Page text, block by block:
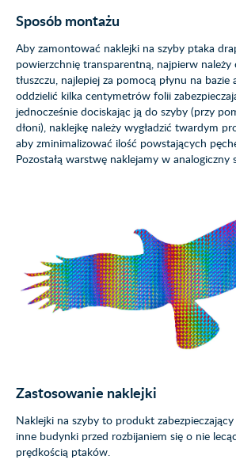
Sposób montażu
Aby zamontować naklejki na szyby ptaka
powierzchnię transparentną, najpierw należy
tłuszczu, najlepiej za pomocą płynu na
oddzielić kilka centymetrów folii
jednocześnie dociskając ją do szyby (przy
dłoni), naklejkę należy wygładzić twardym
aby zminimalizować ilość powstających
Pozostałą warstwę naklejamy w analogiczny
Zastosowanie naklejki
Naklejki na szyby to produkt
inne budynki przed rozbijaniem się o nie
prędkością ptaków.